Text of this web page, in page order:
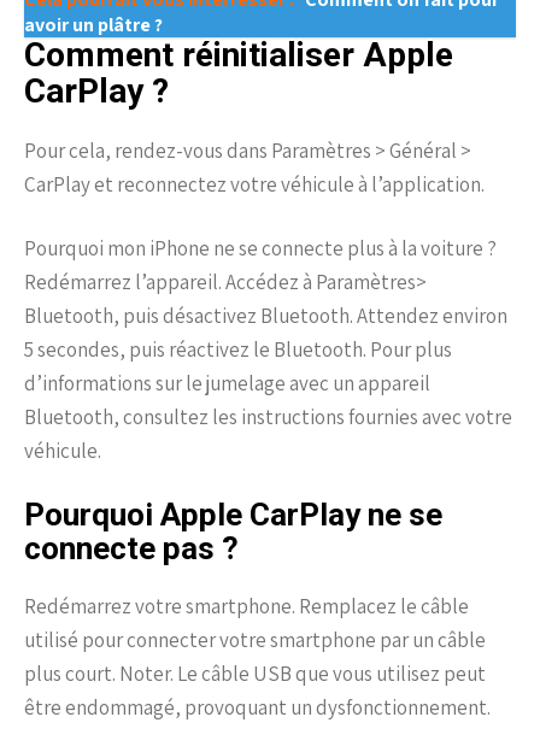
avoir un plâtre ?
Comment réinitialiser Apple
CarPlay ?
Pour cela, rendez-vous dans Paramètres > Général >
CarPlay et reconnectez votre véhicule à l’application.
Pourquoi mon iPhone ne se connecte plus à la voiture ?
Redémarrez l’appareil. Accédez à Paramètres>
Bluetooth, puis désactivez Bluetooth. Attendez environ
5 secondes, puis réactivez le Bluetooth. Pour plus
d’informations sur le jumelage avec un appareil
Bluetooth, consultez les instructions fournies avec votre
véhicule.
Pourquoi Apple CarPlay ne se
connecte pas ?
Redémarrez votre smartphone. Remplacez le câble
utilisé pour connecter votre smartphone par un câble
plus court. Noter. Le câble USB que vous utilisez peut
être endommagé, provoquant un dysfonctionnement.